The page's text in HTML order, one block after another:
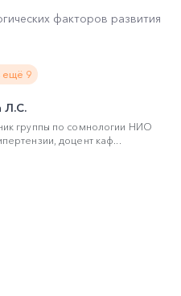
факторов развития
ещё 9
Л.С.
группы по сомнологии НИО
доцент каф...